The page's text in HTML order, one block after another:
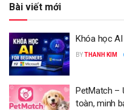
Bài viết mới
Khóa học
BYTHANH KIM
PetMatch –
toàn, minh